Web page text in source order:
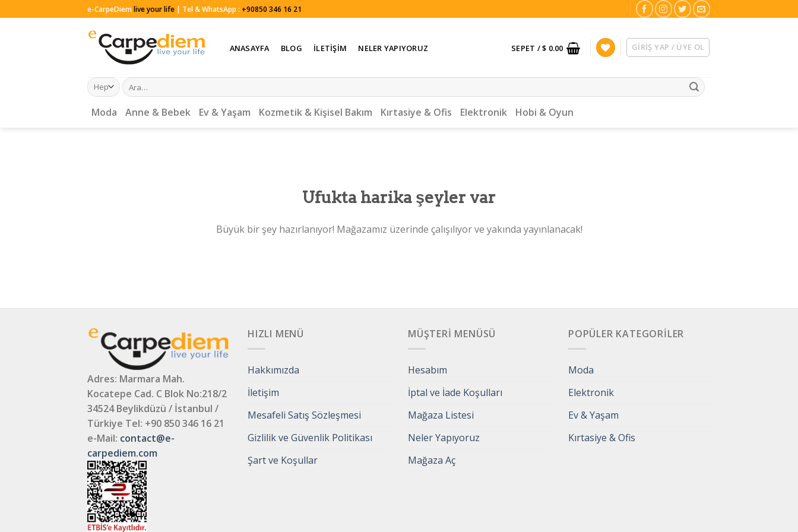
to
e-CarpeDiemlive your life | Tel & WhatsApp : +90850 346 16 21
ANASAYFA BLOG İLETIŞIM NELER YAPIYORUZ SEPET /$ 0.00 GIRIŞ YAP / ÜYE OL
Ara:
Moda Anne & Bebek Ev & Yaşam Kozmetik & Kişisel Bakım Kırtasiye & Ofis Elektronik Hobi & Oyun
Ufukta harika şeyler var
Büyük bir şey hazırlanıyor! Mağazamız üzerinde çalışılıyor ve yakında yayınlanacak!
Adres: Marmara Mah.
Kocatepe Cad. C Blok No:218/2
34524 Beylikdüzü / İstanbul /
Türkiye Tel: +90 850 346 16 21
e-Mail: contact@e-
carpediem.com
HIZLI MENÜ
Hakkımızda
İletişim
Mesafeli Satış Sözleşmesi
Gizlilik ve Güvenlik Politikası
Şart ve Koşullar
MÜŞTERI MENÜSÜ
Hesabım
İptal ve İade Koşulları
Mağaza Listesi
Neler Yapıyoruz
Mağaza Aç
POPÜLER KATEGORILER
Moda
Elektronik
Ev & Yaşam
Kırtasiye & Ofis